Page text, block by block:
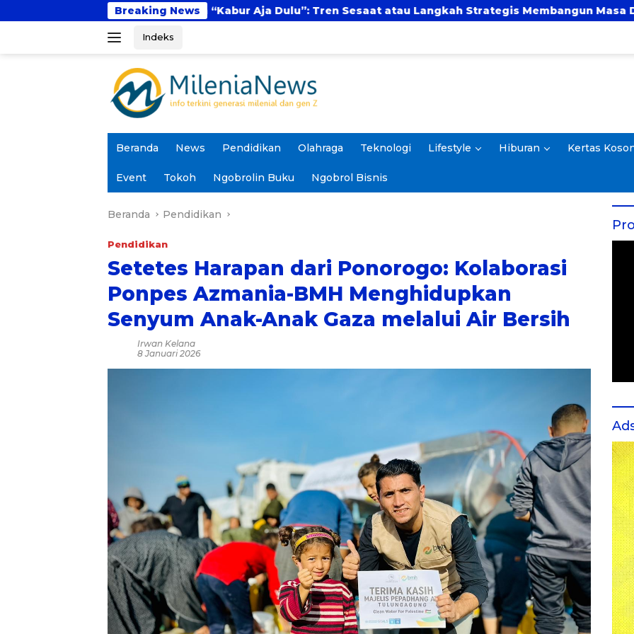
ke
Breaking News
Fenomena “Kabur Aja Dulu”: Tren Sesaat atau Langkah Strategis Membangun Masa Depan? UBSI
Indeks
Beranda News Pendidikan Olahraga Teknologi Lifestyle Hiburan Kertas
Event Tokoh Ngobrolin Buku Ngobrol Bisnis
Beranda Pendidikan
Pendidikan
Setetes Harapan dari Ponorogo: Kolaborasi
Ponpes Azmania-BMH Menghidupkan
Senyum Anak-Anak Gaza melalui Air Bersih
Irwan Kelana
8 Januari 2026